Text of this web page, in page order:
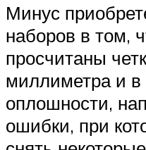
Минус
наборов в том,
просчитаны
миллиметра и в
оплошности,
ошибки, при